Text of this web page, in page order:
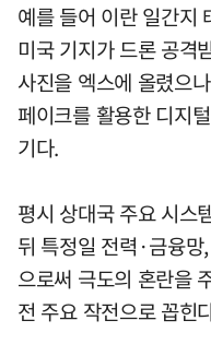
예를 들어 이란 일간지
미국 기지가 드론 공격
사진을 엑스에 올렸으
페이크를 활용한 디지
기다.
평시 상대국 주요 시스
뒤 특정일 전력·금융
으로써 극도의 혼란을
전 주요 작전으로 꼽힌